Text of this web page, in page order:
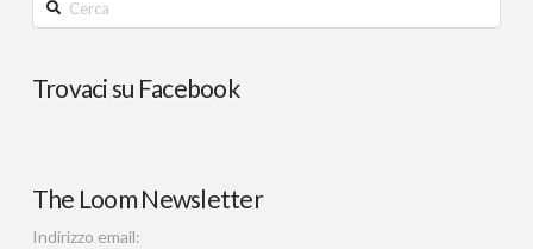
Trovaci su Facebook
The Loom Newsletter
Indirizzo email: